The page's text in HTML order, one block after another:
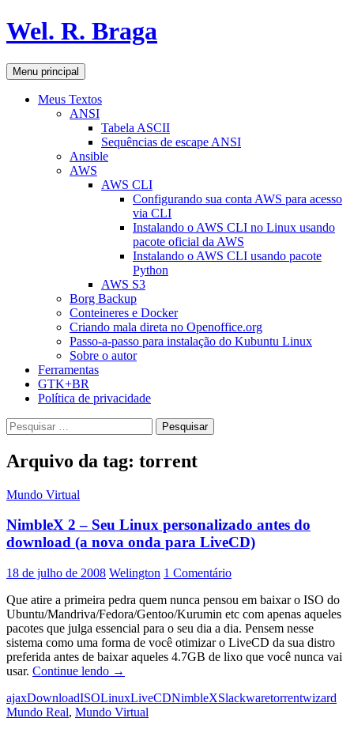
Pular
para
conteúdo
Wel. R. Braga
Pesquisar
Menu principal
Meus Textos
ANSI
Tabela ASCII
Sequências de escape ANSI
Ansible
AWS
AWS CLI
Configurando sua conta AWS para acesso
via CLI
Instalando o AWS CLI no Linux usando
pacote oficial da AWS
Instalando o AWS CLI usando pacote
Python
AWS S3
Borg Backup
Conteineres e Docker
Criando mala direta no Openoffice.org
Passo-a-passo para instalação do Kubuntu Linux
Sobre o autor
Ferramentas
GTK+BR
Política de privacidade
Pesquisar
por:
Arquivo da tag: torrent
Mundo Virtual
NimbleX 2 – Seu Linux personalizado antes do
download (a nova onda para LiveCD)
18 de julho de 2008 Welington 1 Comentário
Que atire a primeira pedra quem nunca pensou em baixar o ISO do
Ubuntu/Mandriva/Fedora/Gentoo/Kurumin etc com apenas aqueles
pacotes que julga essencial para o seu dia a dia. Pensem nesse
sistema como uma forma de você otimizar o LiveCD da sua distro
preferida antes de baixar aqueles 4.7GB de lixo que você nunca vai
usar. Continue lendo NimbleX
–
Seu
→
ajaxDownloadISOLinuxLiveCDNimbleXSlackwaretorrentwizard
Mundo Real, Mundo Virtual